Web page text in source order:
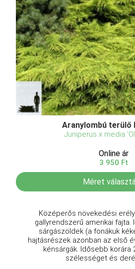
Aranylombú terülő
Juniperus x media
Online ár
3 950 Ft
Méret
Középerős növekedési
gallyrendszerű amerikai fajta.
sárgászöldek (a fonákuk
hajtásrészek azonban az első
kénsárgák. Idősebb korára
szélességet és